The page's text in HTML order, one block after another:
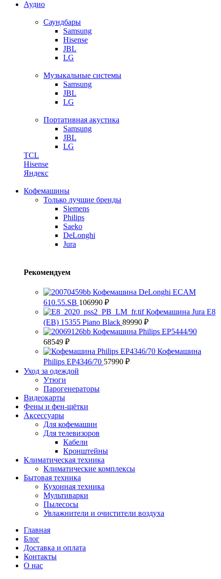
Аудио
Саундбары
Samsung
Hisense
JBL
LG
Музыкальные системы
Samsung
JBL
LG
Портативная акустика
Samsung
JBL
LG
TCL
Hisense
Яндекс
Кофемашины
Только лучшие бренды
Siemens
Philips
Saeko
DeLonghi
Jura
Рекомендуем
Кофемашина DeLonghi ECAM
610.55.SB 106990 ₽
Кофемашина Jura E8
(EB) 15355 Piano Black 89990 ₽
Кофемашина Philips EP5444/90
68549 ₽
Кофемашина
Philips EP4346/70 57990 ₽
Уход за одеждой
Утюги
Парогенераторы
Видеокарты
Фены и фен-щётки
Аксессуары
Для кофемашин
Для телевизоров
Кабели
Кронштейны
Климатическая техника
Климатические комплексы
Бытовая техника
Кухонная техника
Мультиварки
Пылесосы
Увлажнители и очистители воздуха
Главная
Блог
Доставка и оплата
Контакты
О нас